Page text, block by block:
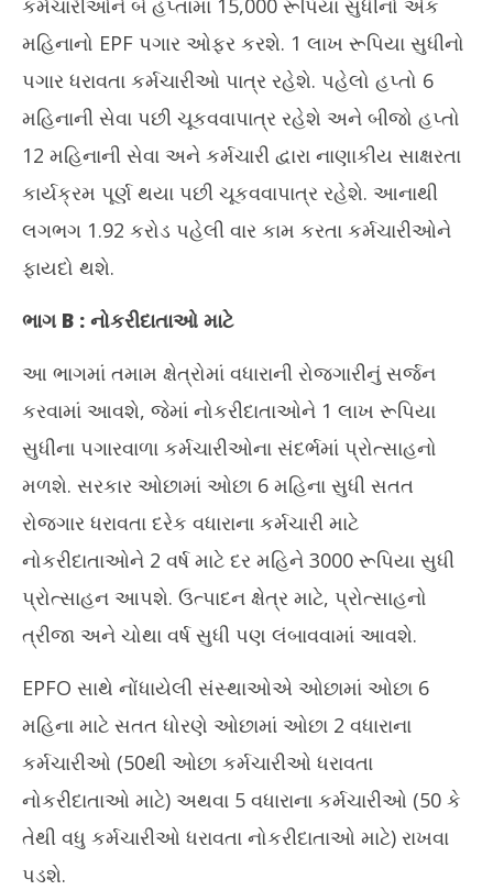
કર્મચારીઓને બે હપ્તામાં 15,000 રૂપિયા સુધીનો એક
મહિનાનો EPF પગાર ઓફર કરશે. 1 લાખ રૂપિયા સુધીનો
પગાર ધરાવતા કર્મચારીઓ પાત્ર રહેશે. પહેલો હપ્તો 6
મહિનાની સેવા પછી ચૂકવવાપાત્ર રહેશે અને બીજો હપ્તો
12 મહિનાની સેવા અને કર્મચારી દ્વારા નાણાકીય સાક્ષરતા
કાર્યક્રમ પૂર્ણ થયા પછી ચૂકવવાપાત્ર રહેશે. આનાથી
લગભગ 1.92 કરોડ પહેલી વાર કામ કરતા કર્મચારીઓને
ફાયદો થશે.
ભાગ B : નોકરીદાતાઓ માટે
આ ભાગમાં તમામ ક્ષેત્રોમાં વધારાની રોજગારીનું સર્જન
કરવામાં આવશે, જેમાં નોકરીદાતાઓને 1 લાખ રૂપિયા
સુધીના પગારવાળા કર્મચારીઓના સંદર્ભમાં પ્રોત્સાહનો
મળશે. સરકાર ઓછામાં ઓછા 6 મહિના સુધી સતત
રોજગાર ધરાવતા દરેક વધારાના કર્મચારી માટે
નોકરીદાતાઓને 2 વર્ષ માટે દર મહિને 3000 રૂપિયા સુધી
પ્રોત્સાહન આપશે. ઉત્પાદન ક્ષેત્ર માટે, પ્રોત્સાહનો
ત્રીજા અને ચોથા વર્ષ સુધી પણ લંબાવવામાં આવશે.
EPFO સાથે નોંધાયેલી સંસ્થાઓએ ઓછામાં ઓછા 6
મહિના માટે સતત ધોરણે ઓછામાં ઓછા 2 વધારાના
કર્મચારીઓ (50થી ઓછા કર્મચારીઓ ધરાવતા
નોકરીદાતાઓ માટે) અથવા 5 વધારાના કર્મચારીઓ (50 કે
તેથી વધુ કર્મચારીઓ ધરાવતા નોકરીદાતાઓ માટે) રાખવા
પડશે.